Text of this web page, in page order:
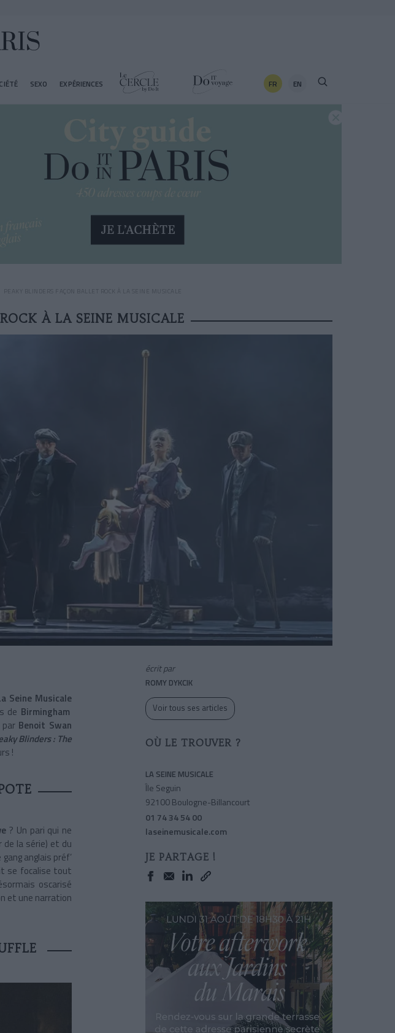
SEXO EXPÉRIENCES FR EN
PEAKY BLINDERS FAÇON BALLET ROCK À LA SEINE MUSICALE
À LA SEINE MUSICALE
Seine Musicale
de Birmingham
Benoit Swan
Blinders : The
!
? Un pari qui ne
de la série) et du
anglais préf’
se focalise tout
oscarisé
et une narration
écrit par
ROMY DYKCIK
Voir tous ses articles
OÙ LE TROUVER ?
LA SEINE MUSICALE
Île Seguin
92100 Boulogne-Billancourt
01 74 34 54 00
laseinemusicale.com
JE PARTAGE !